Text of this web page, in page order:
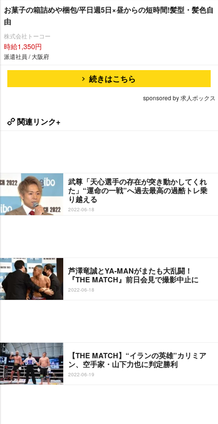
お菓子の箱詰めや梱包/平日週5日×昼からの短時間!髪型・髪色自
由
株式会社トーコー
時給1,350円
派遣社員 / 大阪府
続きはこちら
sponsored by 求人ボックス
関連リンク+
武尊「天心選手の存在が突き動かしてくれ
た」“運命の一戦”へ過去最高の過酷トレ乗
り越える
2022-06-18
芦澤竜誠とYA-MANがまたも大乱闘！
『THE MATCH』前日会見で撮影中止に
2022-06-18
【THE MATCH】“イランの英雄”カリミア
ン、空手家・山下力也に判定勝利
2022-06-19